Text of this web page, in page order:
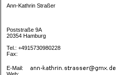
Ann-Kathrin Straßer
Poststraße 9A
20354 Hamburg
Tel.: +4915730980228
Fax:
E-Mail: